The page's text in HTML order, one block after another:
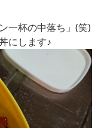
一杯の中落ち」(笑)
にします♪